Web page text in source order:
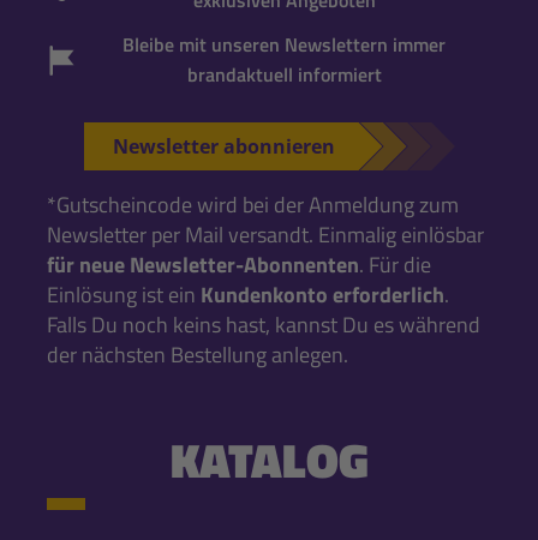
Bleibe mit unseren Newslettern immer
brandaktuell informiert
Newsletter abonnieren
*Gutscheincode wird bei der Anmeldung zum
Newsletter per Mail versandt. Einmalig einlösbar
für neue Newsletter-Abonnenten. Für die
Einlösung ist ein Kundenkonto erforderlich.
Falls Du noch keins hast, kannst Du es während
der nächsten Bestellung anlegen.
KATALOG